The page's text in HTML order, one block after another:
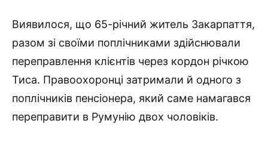
Виявилося, що 65-річний житель Закарпаття,
разом зі своїми поплічниками здійснювали
переправлення клієнтів через кордон річкою
Тиса. Правоохоронці затримали й одного з
поплічників пенсіонера, який саме намагався
переправити в Румунію двох чоловіків.